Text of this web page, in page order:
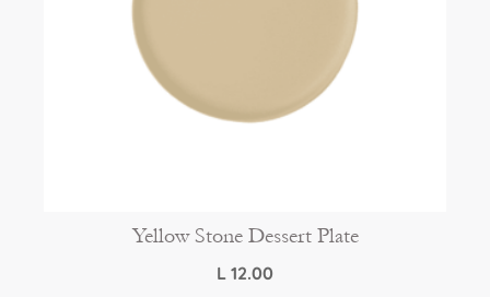
Yellow Stone Dessert Plate
L 12.00